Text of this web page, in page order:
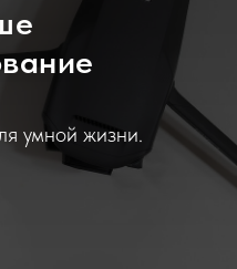
умной жизни.